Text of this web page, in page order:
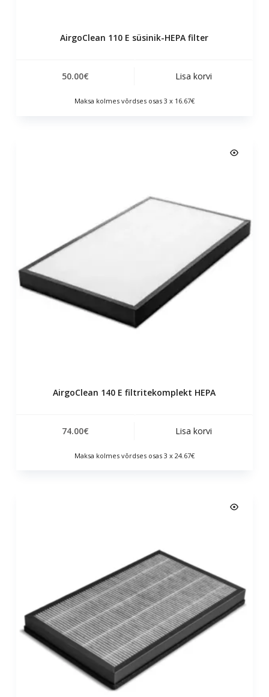
AirgoClean 110 E süsinik-HEPA filter
50.00€ Lisa korvi
Maksa kolmes võrdses osas 3 x 16.67€
AirgoClean 140 E filtritekomplekt HEPA
74.00€ Lisa korvi
Maksa kolmes võrdses osas 3 x 24.67€